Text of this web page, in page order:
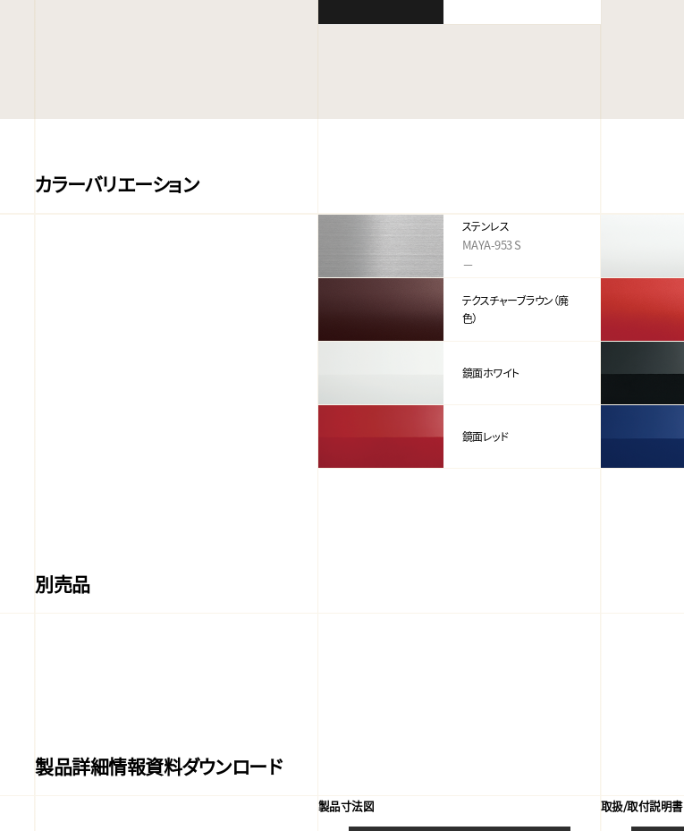
カラーバリエーション
ステンレス
MAYA-953 S
－
テクスチャーブラウン（廃
色）
鏡面ホワイト
鏡面レッド
別売品
製品詳細情報資料ダウンロード
製品寸法図 取扱/取付説明書